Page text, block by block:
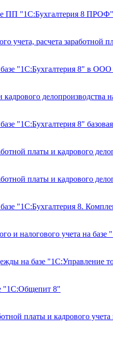
ПП "1С:Бухгалтерия 8
учета, расчета заработной
"1С:Бухгалтерия 8" в
кадрового
"1С:Бухгалтерия 8"
платы и кадрового
платы и кадрового
"1С:Бухгалтерия 8.
и налогового учета на
на базе "1С:Управление
"1С:Общепит 8"
платы и кадрового